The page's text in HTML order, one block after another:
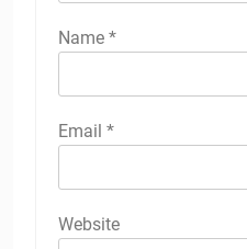
Name *
Email *
Website